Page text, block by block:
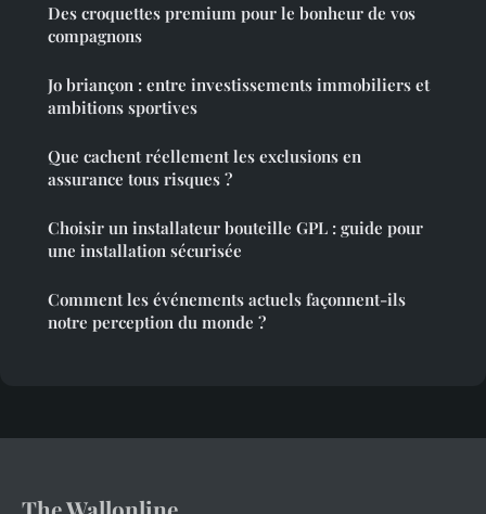
Des croquettes premium pour le bonheur de vos
compagnons
Jo briançon : entre investissements immobiliers et
ambitions sportives
Que cachent réellement les exclusions en
assurance tous risques ?
Choisir un installateur bouteille GPL : guide pour
une installation sécurisée
Comment les événements actuels façonnent-ils
notre perception du monde ?